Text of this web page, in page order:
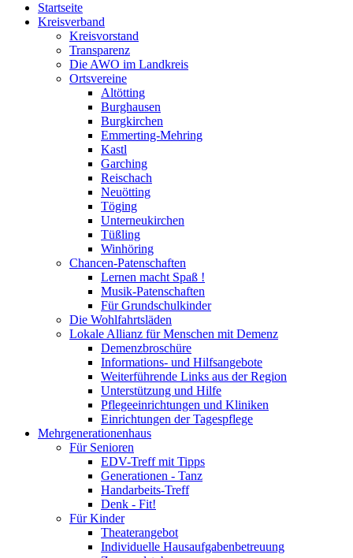
Startseite
Kreisverband
Kreisvorstand
Transparenz
Die AWO im Landkreis
Ortsvereine
Altötting
Burghausen
Burgkirchen
Emmerting-Mehring
Kastl
Garching
Reischach
Neuötting
Töging
Unterneukirchen
Tüßling
Winhöring
Chancen-Patenschaften
Lernen macht Spaß !
Musik-Patenschaften
Für Grundschulkinder
Die Wohlfahrtsläden
Lokale Allianz für Menschen mit Demenz
Demenzbroschüre
Informations- und Hilfsangebote
Weiterführende Links aus der Region
Unterstützung und Hilfe
Pflegeeinrichtungen und Kliniken
Einrichtungen der Tagespflege
Mehrgenerationenhaus
Für Senioren
EDV-Treff mit Tipps
Generationen - Tanz
Handarbeits-Treff
Denk - Fit!
Für Kinder
Theaterangebot
Individuelle Hausaufgabenbetreuung